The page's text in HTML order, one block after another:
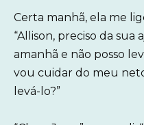
Certa manhã, ela me
“Allison, preciso da sua
amanhã e não posso
vou cuidar do meu
levá-lo?”